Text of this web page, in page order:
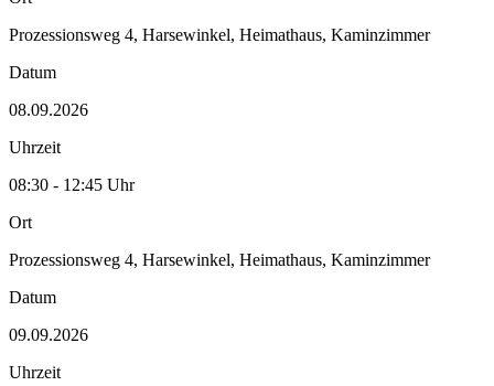
Prozessionsweg 4, Harsewinkel, Heimathaus, Kaminzimmer
Datum
08.09.2026
Uhrzeit
08:30 - 12:45 Uhr
Ort
Prozessionsweg 4, Harsewinkel, Heimathaus, Kaminzimmer
Datum
09.09.2026
Uhrzeit